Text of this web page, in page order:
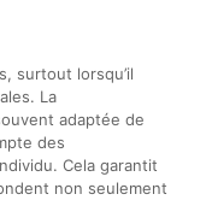
surtout lorsqu’il
La
adaptée de
des
Cela garantit
non seulement